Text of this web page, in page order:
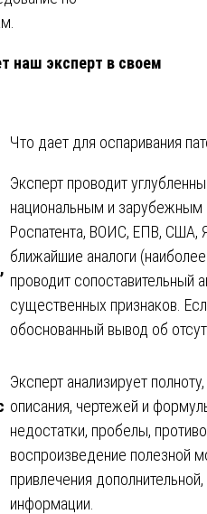
наш эксперт в своем
Что дает для оспаривания
Эксперт проводит
национальным и
Роспатента, ВОИС, ЕПВ, США,
ближайшие аналоги
проводит сопоставительный
существенных признаков.
обоснованный вывод об
Эксперт анализирует
описания, чертежей и
недостатки, пробелы,
воспроизведение полезной
привлечения
информации.